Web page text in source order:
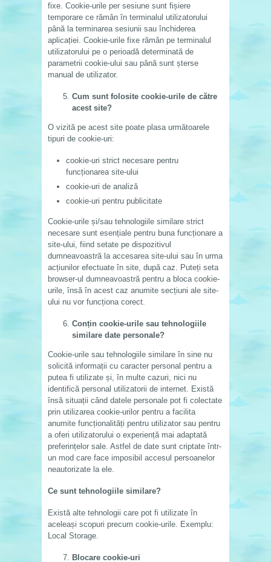
fixe. Cookie-urile per sesiune sunt fișiere
temporare ce rămân în terminalul utilizatorului
până la terminarea sesiunii sau închiderea
aplicației. Cookie-urile fixe rămân pe terminalul
utilizatorului pe o perioadă determinată de
parametrii cookie-ului sau până sunt șterse
manual de utilizator.
Cum sunt folosite cookie-urile de către
acest site?
O vizită pe acest site poate plasa următoarele
tipuri de cookie-uri:
cookie-uri strict necesare pentru
funcționarea site-ului
cookie-uri de analiză
cookie-uri pentru publicitate
Cookie-urile și/sau tehnologiile similare strict
necesare sunt esențiale pentru buna funcționare a
site-ului, fiind setate pe dispozitivul
dumneavoastră la accesarea site-ului sau în urma
acțiunilor efectuate în site, după caz. Puteți seta
browser-ul dumneavoastră pentru a bloca cookie-
urile, însă în acest caz anumite secțiuni ale site-
ului nu vor funcționa corect.
Conțin cookie-urile sau tehnologiile
similare date personale?
Cookie-urile sau tehnologiile similare în sine nu
solicită informații cu caracter personal pentru a
putea fi utilizate și, în multe cazuri, nici nu
identifică personal utilizatorii de internet. Există
însă situații când datele personale pot fi colectate
prin utilizarea cookie-urilor pentru a facilita
anumite funcționalități pentru utilizator sau pentru
a oferi utilizatorului o experiență mai adaptată
preferințelor sale. Astfel de date sunt criptate într-
un mod care face imposibil accesul persoanelor
neautorizate la ele.
Ce sunt tehnologiile similare?
Există alte tehnologii care pot fi utilizate în
aceleași scopuri precum cookie-urile. Exemplu:
Local Storage.
Blocare cookie-uri